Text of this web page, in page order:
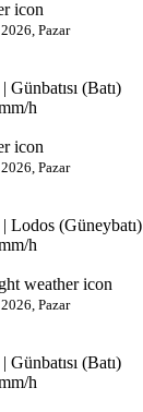
Pazar
| Günbatısı (Batı)
h
Pazar
| Lodos (Güneybatı)
h
Pazar
| Günbatısı (Batı)
h